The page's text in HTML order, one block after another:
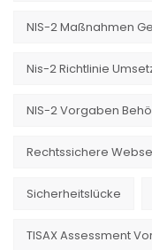
NIS-2 Maßnahmen
Nis-2 Richtlinie
NIS-2 Vorgaben
Rechtssichere
Sicherheitslücke
TISAX Assessment